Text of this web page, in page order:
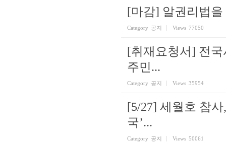
[마감] 알권리법
Category 공지 Views 77050
[취재요청서] 전
주민...
Category 공지 Views 35954
[5/27] 세월호 참
국’...
Category 공지 Views 50061